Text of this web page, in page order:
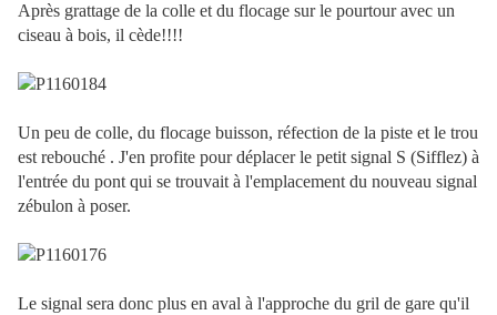
Après grattage de la colle et du flocage sur le pourtour avec un
ciseau à bois, il cède!!!!
Un peu de colle, du flocage buisson, réfection de la piste et le trou
est rebouché . J'en profite pour déplacer le petit signal S (Sifflez) à
l'entrée du pont qui se trouvait à l'emplacement du nouveau signal
zébulon à poser.
Le signal sera donc plus en aval à l'approche du gril de gare qu'il